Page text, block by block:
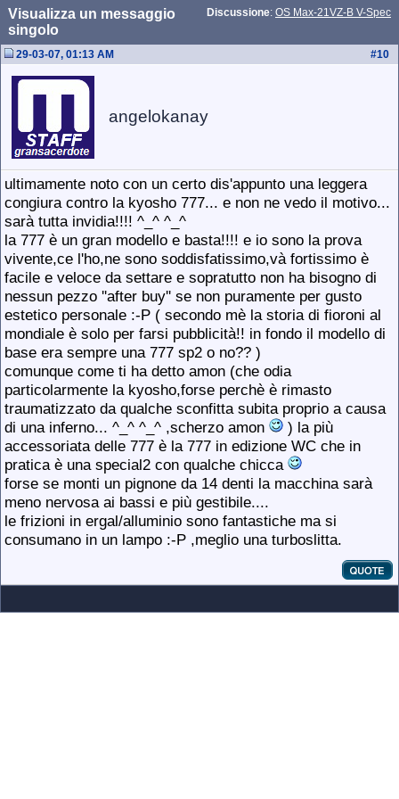
Discussione: OS Max-21VZ-B V-Spec
Visualizza un messaggio
singolo
#10
29-03-07, 01:13 AM
angelokanay
ultimamente noto con un certo dis'appunto una leggera
congiura contro la kyosho 777... e non ne vedo il motivo...
sarà tutta invidia!!!! ^_^ ^_^
la 777 è un gran modello e basta!!!! e io sono la prova
vivente,ce l'ho,ne sono soddisfatissimo,và fortissimo è
facile e veloce da settare e sopratutto non ha bisogno di
nessun pezzo ''after buy'' se non puramente per gusto
estetico personale :-P ( secondo mè la storia di fioroni al
mondiale è solo per farsi pubblicità!! in fondo il modello di
base era sempre una 777 sp2 o no?? )
comunque come ti ha detto amon (che odia
particolarmente la kyosho,forse perchè è rimasto
traumatizzato da qualche sconfitta subita proprio a causa
di una inferno... ^_^ ^_^ ,scherzo amon
) la più
accessoriata delle 777 è la 777 in edizione WC che in
pratica è una special2 con qualche chicca
forse se monti un pignone da 14 denti la macchina sarà
meno nervosa ai bassi e più gestibile....
le frizioni in ergal/alluminio sono fantastiche ma si
consumano in un lampo :-P ,meglio una turboslitta.